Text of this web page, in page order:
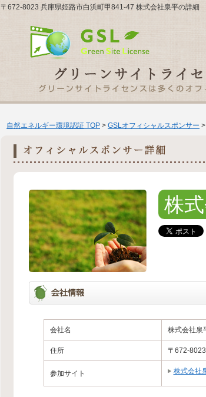
〒672-8023 兵庫県姫路市白浜町甲841-47 株式会社泉平の詳細
自然エネルギー環境認証 TOP > GSLオフィシャルスポンサー
株
会社名 株式会社泉
住所 〒672-
参加サイト 株式会社